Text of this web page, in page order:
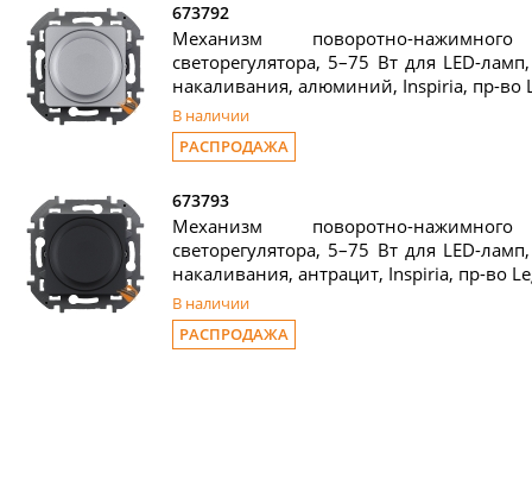
673792
Механизм поворотно-нажимного
светорегулятора, 5–75 Вт для LED-
накаливания, алюминий, Inspiria, пр-во
В наличии
РАСПРОДАЖА
673793
Механизм поворотно-нажимного
светорегулятора, 5–75 Вт для LED-
накаливания, антрацит, Inspiria, пр-во
В наличии
РАСПРОДАЖА